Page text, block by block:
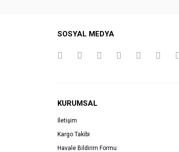
SOSYAL MEDYA
KURUMSAL
İletişim
Kargo Takibi
Havale Bildirim Formu